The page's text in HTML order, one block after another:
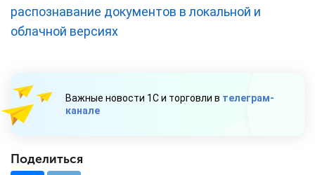
распознавание документов в локальной и
облачной версиях
Важные новости 1С и торговли в телеграм-
канале
Поделиться